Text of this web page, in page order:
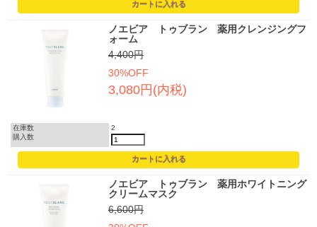
ノエビア トゥブラン 薬用クレンジングフ
ォーム
4,400円
30%OFF
3,080円(内税)
在庫数
2
購入数
ノエビア トゥブラン 薬用ホワイトニング
クリームマスク
6,600円